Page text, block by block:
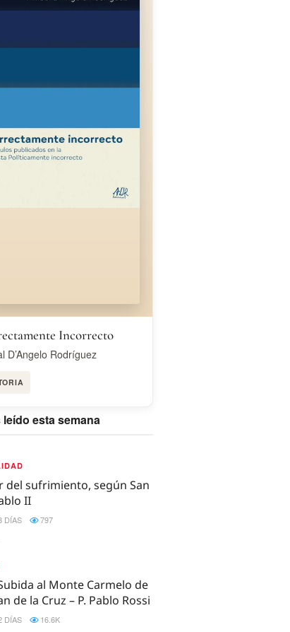
Incorrecto
D’Angelo Rodríguez
leído esta semana
del sufrimiento, según San
II
DÍAS 797
al Monte Carmelo de
de la Cruz – P. Pablo Rossi
DÍAS 16.6K